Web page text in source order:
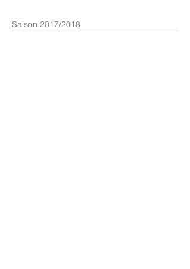
Saison 2017/2018